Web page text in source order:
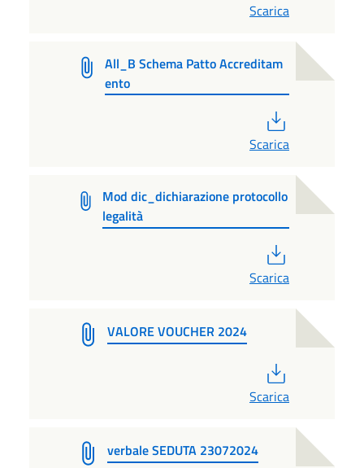
Scarica
All_B Schema Patto Accreditam
ento
Scarica
Mod dic_dichiarazione protocollo
legalità
Scarica
VALORE VOUCHER 2024
Scarica
verbale SEDUTA 23072024